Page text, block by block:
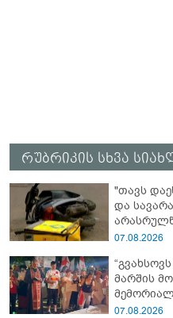
რუბრიკის სხვა
"თავს
და
07.08.2026
მარშის
გმირების
07.08.2026